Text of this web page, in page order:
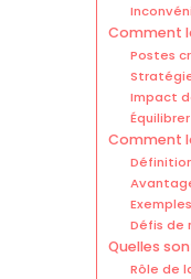
Comment
Postes
Impact
Comment
Défis de
Quelles
Rôle de